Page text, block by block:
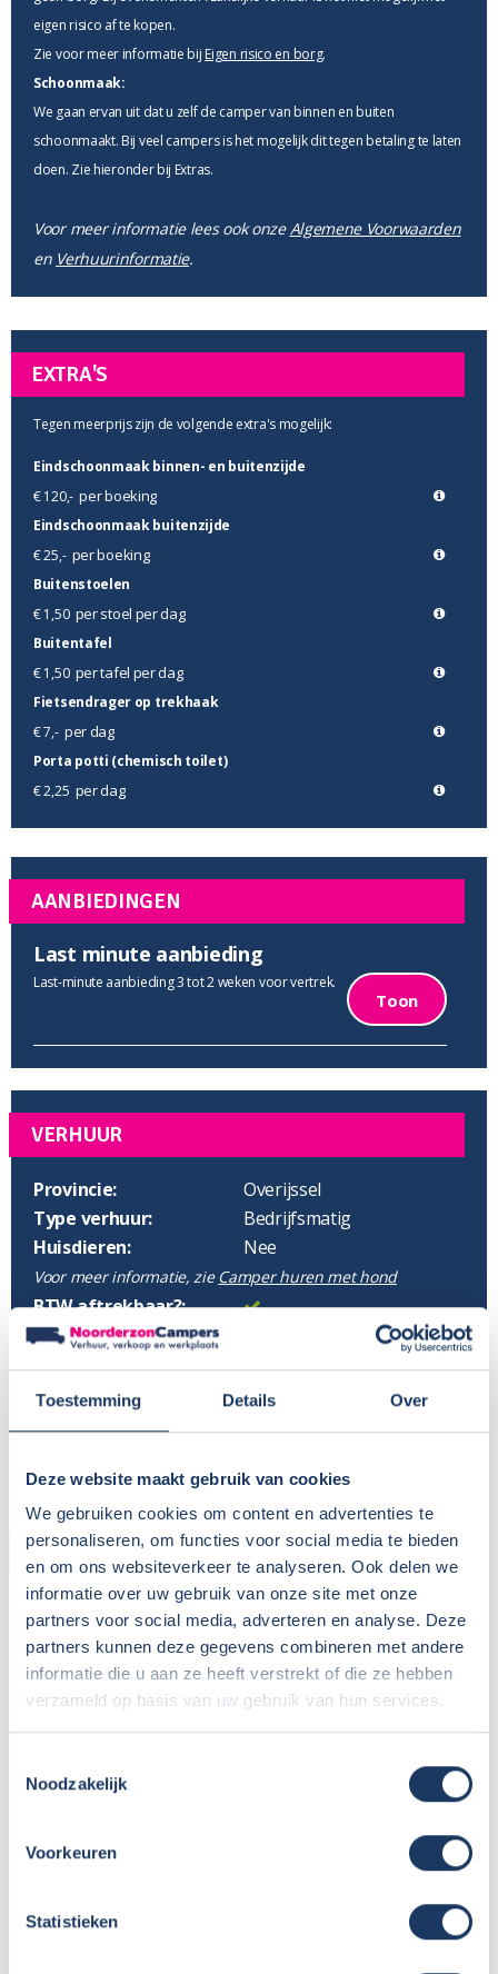
Toestemming Details Over
Deze website maakt gebruik van cookies
We gebruiken cookies om content en advertenties te
personaliseren, om functies voor social media te bieden
en om ons websiteverkeer te analyseren. Ook delen we
informatie over uw gebruik van onze site met onze
partners voor social media, adverteren en analyse. Deze
partners kunnen deze gegevens combineren met andere
informatie die u aan ze heeft verstrekt of die ze hebben
verzameld op basis van uw gebruik van hun services.
Noodzakelijk
Voorkeuren
Statistieken
eigen risico af te kopen.
Zie voor meer informatie bij Eigen risico en borg.
Schoonmaak:
We gaan ervan uit dat u zelf de camper van binnen en buiten
schoonmaakt. Bij veel campers is het mogelijk dit tegen betaling te laten
doen. Zie hieronder bij Extras.
Voor meer informatie lees ook onzeAlgemene Voorwaarden
en Verhuurinformatie.
EXTRA'S
Tegen meerprijs zijn de volgende extra's mogelijk:
Eindschoonmaak binnen- en buitenzijde
€ 120,-per boeking
Eindschoonmaak buitenzijde
€ 25,- per boeking
Buitenstoelen
€ 1,50 per stoel per dag
Buitentafel
€ 1,50 per tafel per dag
Fietsendrager op trekhaak
€ 7,- per dag
Porta potti (chemisch toilet)
€ 2,25 per dag
AANBIEDINGEN
Last minute aanbieding
Last-minute aanbieding 3 tot 2 weken voor vertrek.
Toon
VERHUUR
Provincie:
Overijssel
Type verhuur:
Bedrijfsmatig
Huisdieren:
Nee
Voor meer informatie, zie Camper huren met hond
BTW aftrekbaar?:
Wisseldag:
Standaard haaltijd:
16.00 uur
Standaard retourtijd:
09.00 uur
CAMPER
Bus 2023 - inbouw 2026
Onderstel:
Volkswagen Transporter
Motor:
102 pk
Versnellingen:
6
Rijbewijs:
Aantal slaapplaatsen: